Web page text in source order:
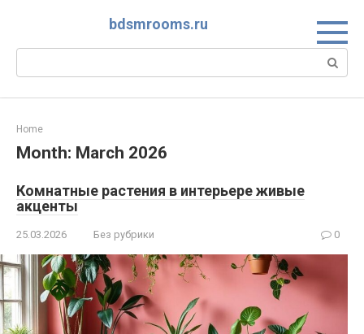
bdsmrooms.ru
Home
Month: March 2026
Комнатные растения в интерьере живые
акценты
25.03.2026 Без рубрики 0